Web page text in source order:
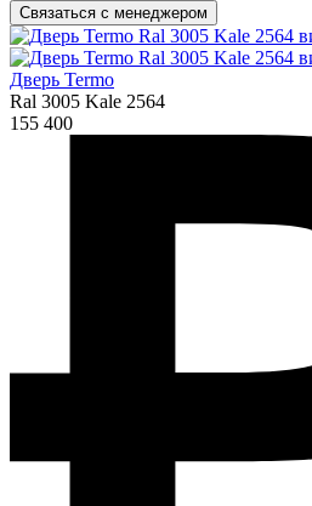
Связаться с менеджером
Дверь Termo
Ral 3005 Kale 2564
155 400